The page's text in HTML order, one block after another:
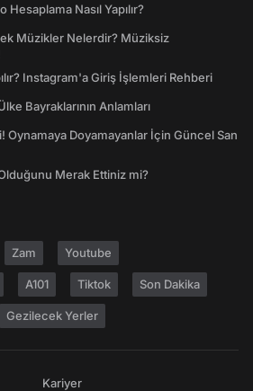
Nasıl Yapılır?
Müzikler Nelerdir? Müziksiz
Instagram'a Giriş İşlemleri Rehberi
Bayraklarının Anlamları
Oynamaya Doyamayanlar İçin Güncel San
Merak Ettiniz mi?
Zam Youtube
A101 Tiktok Son Dakika
Gezilecek Yerler
Kariyer